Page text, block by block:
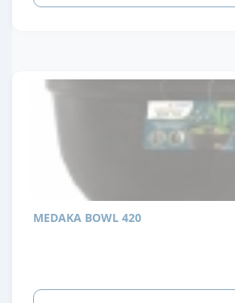
volstaat als bacteriefilter.
MEDAKA BOWL 420